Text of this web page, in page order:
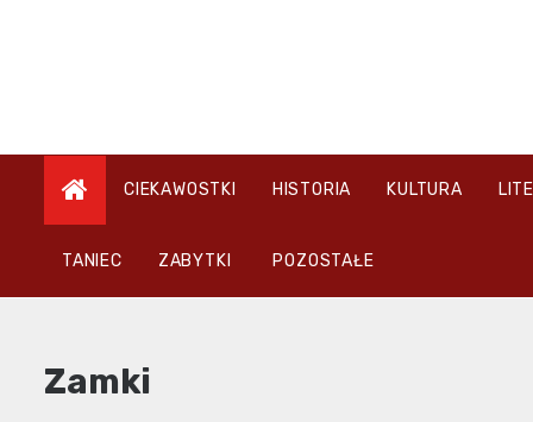
CIEKAWOSTKI HISTORIA KULTURA
TANIEC ZABYTKI POZOSTAŁE
Zamki